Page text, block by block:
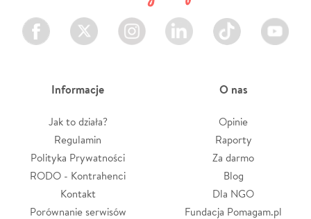
Facebook Twitter Instagram LinkedIn TikTok Youtube
Informacje
Jak to działa?
Regulamin
Polityka Prywatności
RODO - Kontrahenci
Kontakt
Porównanie serwisów
O nas
Opinie
Raporty
Za darmo
Blog
Dla NGO
Fundacja Pomagam.pl